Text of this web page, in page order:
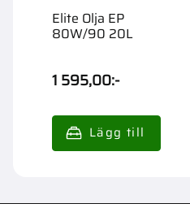
Elite Olja EP
80W/90 20L
1 595,00:-